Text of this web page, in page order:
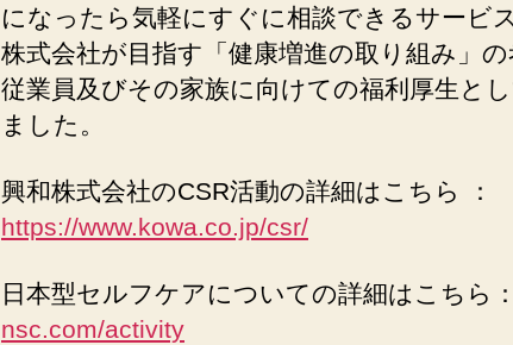
になったら気軽にすぐに相談できるサービ
株式会社が⽬指す「健康増進の取り組み」の
従業員及びその家族に向けての福利厚⽣と
ました。
興和株式会社のCSR活動の詳細はこちら ：
https://www.kowa.co.jp/csr/
⽇本型セルフケアについての詳細はこちら：
nsc.com/activity